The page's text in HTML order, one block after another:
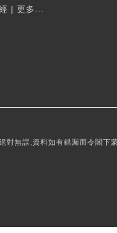
| 更多...
無誤,資料如有錯漏而令閣下